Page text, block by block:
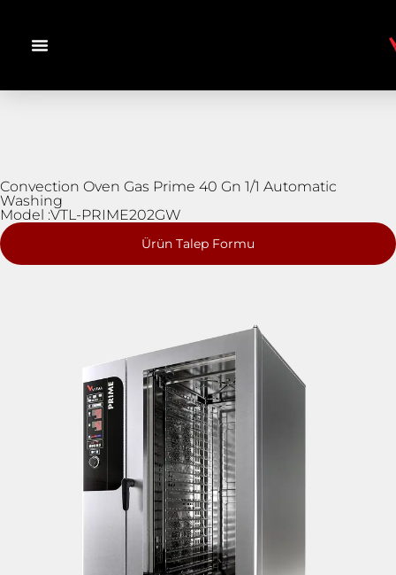
Convection Oven Gas Prime 40 Gn 1/1 Automatic
Washing
Model :VTL-PRIME202GW
Ürün Talep Formu